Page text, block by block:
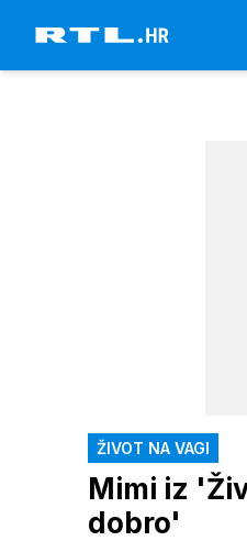
ŽIVOT NA VAGI
Mimi iz
dobro'